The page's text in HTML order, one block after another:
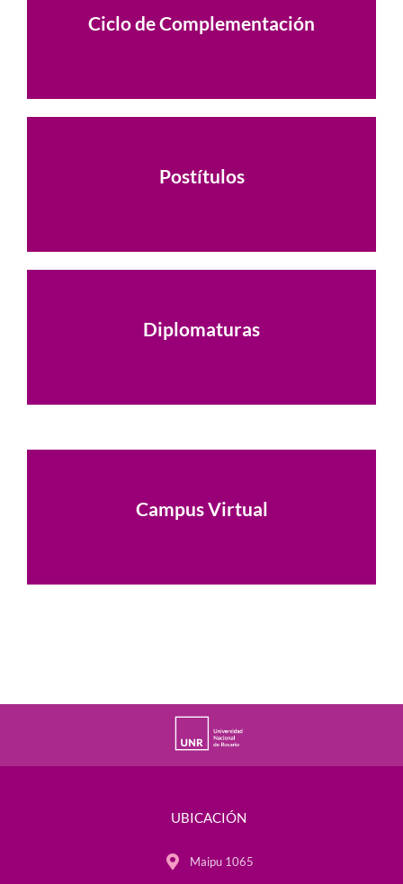
Ciclo de Complementación
Ver Carreras
Postítulos
Ver Carreras
Diplomaturas
Campus Virtual
UBICACIÓN
Maipu 1065